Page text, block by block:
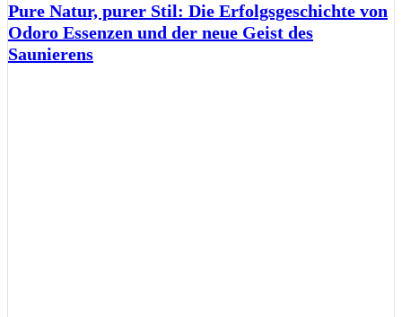
Pure Natur, purer Stil: Die Erfolgsgeschichte von
Odoro Essenzen und der neue Geist des
Saunierens